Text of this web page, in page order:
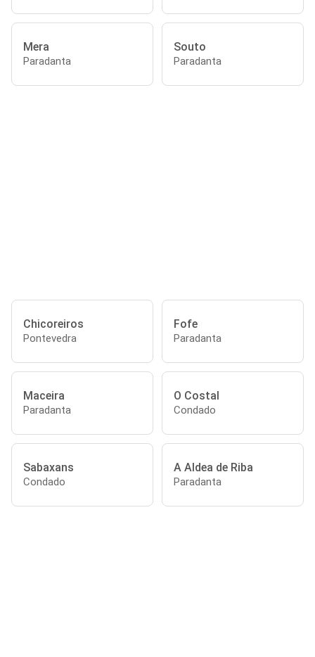
Mera
Paradanta
Souto
Paradanta
Chicoreiros
Pontevedra
Fofe
Paradanta
Maceira
Paradanta
O Costal
Condado
Sabaxans
Condado
A Aldea de Riba
Paradanta